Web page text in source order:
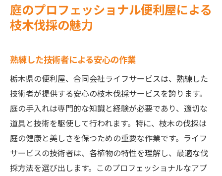
庭のプロフェッショナル便利屋による
枝木伐採の魅力
熟練した技術者による安心の作業
栃木県の便利屋、合同会社ライフサービスは、熟練した
技術者が提供する安心の枝木伐採サービスを誇ります。
庭の手入れは専門的な知識と経験が必要であり、適切な
道具と技術を駆使して行われます。特に、枝木の伐採は
庭の健康と美しさを保つための重要な作業です。ライフ
サービスの技術者は、各植物の特性を理解し、最適な伐
採方法を選び出します。このプロフェッショナルなアプ